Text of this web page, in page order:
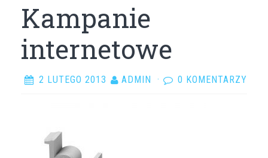
Kampanie
internetowe
2 LUTEGO 2013 ADMIN · 0 KOMENTARZY